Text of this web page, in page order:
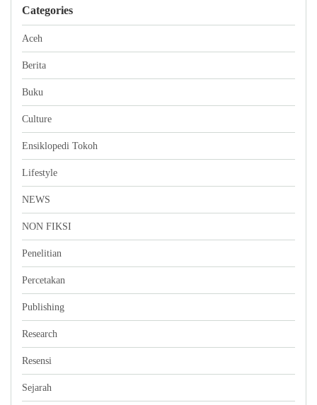
Categories
Aceh
Berita
Buku
Culture
Ensiklopedi Tokoh
Lifestyle
NEWS
NON FIKSI
Penelitian
Percetakan
Publishing
Research
Resensi
Sejarah